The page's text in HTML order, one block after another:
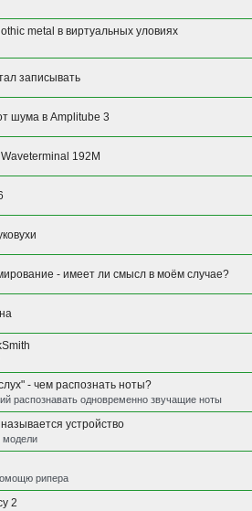
metal в виртуальных уловиях
записывать
шума в Amplitube 3
192M
- имеет ли смысл в моём случае?
- чем распознать ноты?
распознавать одновременно звучащие ноты
устройство
модели
рипера
2